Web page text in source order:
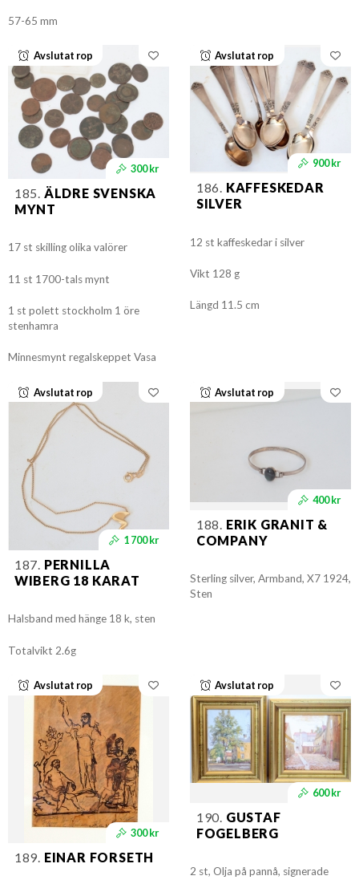
57-65 mm
Avslutat rop
300 kr
185. ÄLDRE SVENSKA
MYNT
17 st skilling olika valörer
11 st 1700-tals mynt
1 st polett stockholm 1 öre
stenhamra
Minnesmynt regalskeppet Vasa
Avslutat rop
900 kr
186. KAFFESKEDAR
SILVER
12 st kaffeskedar i silver
Vikt 128 g
Längd 11.5 cm
Avslutat rop
1 700 kr
187. PERNILLA
WIBERG 18 KARAT
Halsband med hänge 18 k, sten
Totalvikt 2.6g
Avslutat rop
400 kr
188. ERIK GRANIT &
COMPANY
Sterling silver, Armband, X7 1924,
Sten
Avslutat rop
300 kr
189. EINAR FORSETH
Avslutat rop
600 kr
190. GUSTAF
FOGELBERG
2 st, Olja på pannå, signerade